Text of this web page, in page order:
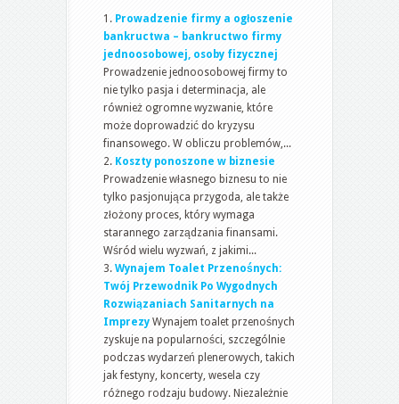
Prowadzenie firmy a ogłoszenie
bankructwa – bankructwo firmy
jednoosobowej, osoby fizycznej
Prowadzenie jednoosobowej firmy to
nie tylko pasja i determinacja, ale
również ogromne wyzwanie, które
może doprowadzić do kryzysu
finansowego. W obliczu problemów,...
Koszty ponoszone w biznesie
Prowadzenie własnego biznesu to nie
tylko pasjonująca przygoda, ale także
złożony proces, który wymaga
starannego zarządzania finansami.
Wśród wielu wyzwań, z jakimi...
Wynajem Toalet Przenośnych:
Twój Przewodnik Po Wygodnych
Rozwiązaniach Sanitarnych na
Imprezy Wynajem toalet przenośnych
zyskuje na popularności, szczególnie
podczas wydarzeń plenerowych, takich
jak festyny, koncerty, wesela czy
różnego rodzaju budowy. Niezależnie